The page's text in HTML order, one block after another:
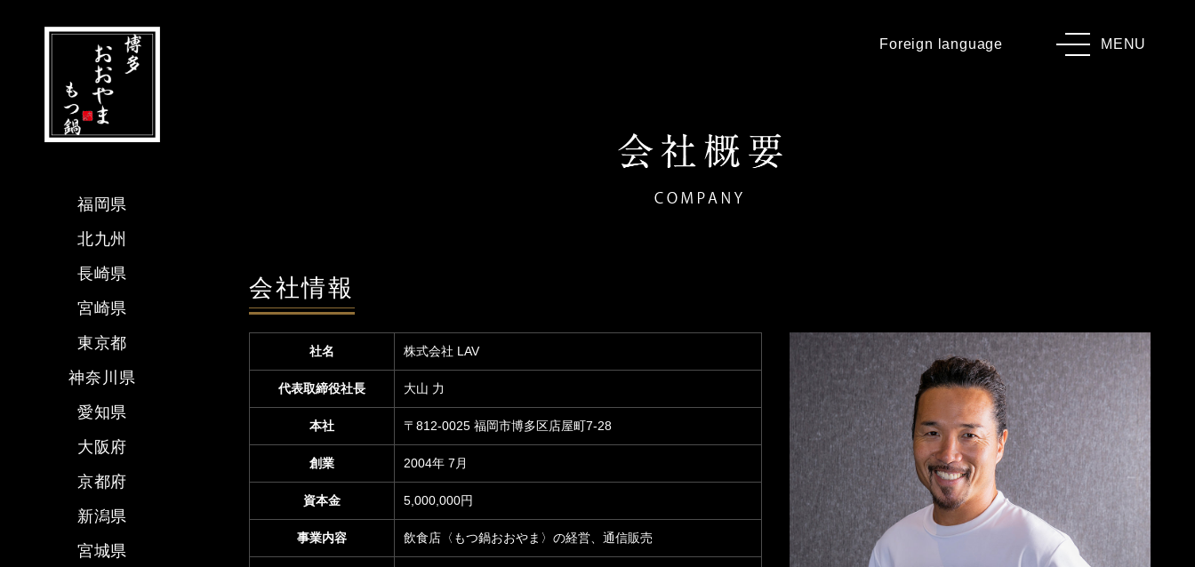
Foreign language MENU
会社情報
社名 株式会社 LAV
代表取締役社長 大山 力
本社 〒812-0025 福岡市博多区店屋町7-28
創業 2004年 7月
資本金 5,000,000円
事業内容 飲食店〈もつ鍋おおやま〉の経営、通信販売
福岡県
北九州
長崎県
宮崎県
東京都
神奈川県
愛知県
大阪府
京都府
新潟県
宮城県